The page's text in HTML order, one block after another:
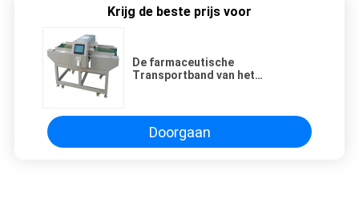
Krijg de beste prijs voor
De farmaceutische
Transportband van het
Doorgaan